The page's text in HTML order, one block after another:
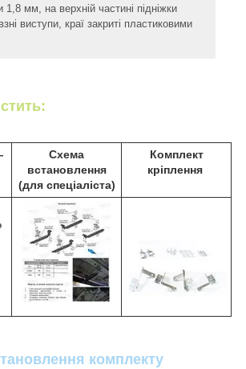
1,8 мм, на верхній частині підніжки
виступи, краї закриті пластиковими
Схема
встановлення
(для спеціаліста)
Комплект
кріплення
комплекту